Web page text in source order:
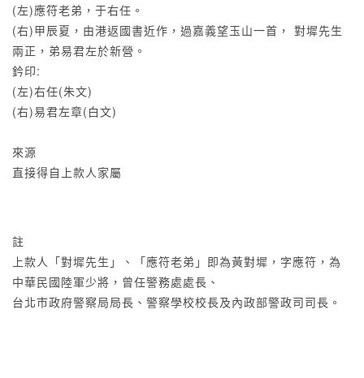
(左)應符老弟，于右任。
(右)甲辰夏，由港返國書近作，過嘉義望玉山一首， 對墀先生
兩正，弟易君左於新營。
鈐印:
(左)右任(朱文)
(右)易君左章(白文)
來源
直接得自上款人家屬
註
上款人「對墀先生」、「應符老弟」即為黃對墀，字應符，為
中華民國陸軍少將，曾任警務處處長、
台北市政府警察局局長、警察學校校長及內政部警政司司長。